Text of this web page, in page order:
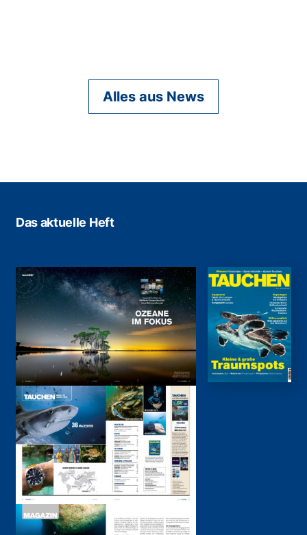
Alles aus News
Das aktuelle Heft